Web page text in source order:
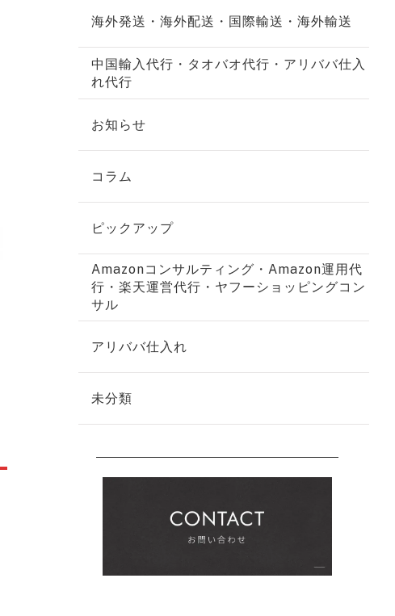
海外発送・海外配送・国際輸送・海外輸送
中国輸入代行・タオバオ代行・アリババ仕入
れ代行
お知らせ
コラム
ピックアップ
Amazonコンサルティング・Amazon運用代
行・楽天運営代行・ヤフーショッピングコン
サル
アリババ仕入れ
未分類